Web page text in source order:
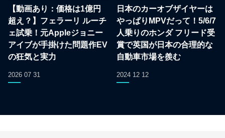
【動画あり：価格は1億円
超え？】フェラーリ ルーチ
ェ試乗！元Appleジョニー
アイブが手掛けた問題作EV
の狂気と実力
2026 07 31
日本のカーオブザイヤーは
やっぱりMPVだって！5/6/7
人乗りのホンダ フリード受
賞で英国が日本の合理的な
自動車市場を羨む
2024 12 12